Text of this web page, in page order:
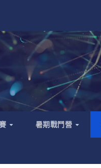
暑期戰鬥營